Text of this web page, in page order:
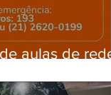
aulas de rede
sexta (7)